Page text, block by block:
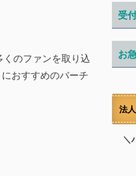
のファンを取り込
おすすめのバーチ
受
お
法
＼